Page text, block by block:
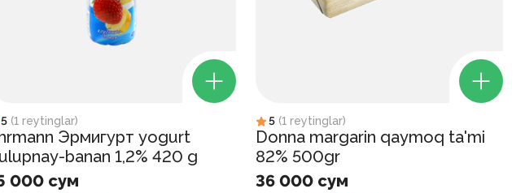
5 (1 reytinglar)
Эрмигурт yogurt
banan 1,2% 420 g
000 сум
5 (1 reytinglar)
Donna margarin qaymoq ta'mi
82% 500gr
36 000 сум